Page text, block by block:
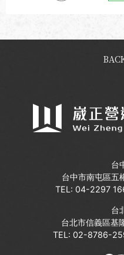
台
台中市南屯區五
TEL: 04-2297
台
台北市信義區基
TEL: 02-8786-